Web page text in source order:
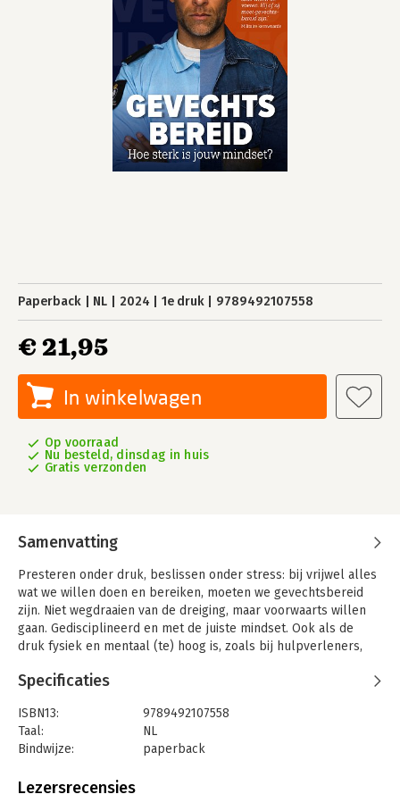
Paperback NL 2024 1e druk 9789492107558
€ 21,95
In winkelwagen
Op voorraad
Nu besteld, dinsdag in huis
Gratis verzonden
Samenvatting
Presteren onder druk, beslissen onder stress: bij vrijwel alles
wat we willen doen en bereiken, moeten we gevechtsbereid
zijn. Niet wegdraaien van de dreiging, maar voorwaarts willen
gaan. Gedisciplineerd en met de juiste mindset. Ook als de
druk fysiek en mentaal (te) hoog is, zoals bij hulpverleners,
weerbaarheid.
‘First Responder’ Renaldo Ishaak vertelt eerlijk, herkenbaar en
confronterend over zijn ervaringen als mens en marechaussee.
Over de mentale strijd die hij, gediagnosticeerd met PTSS, zo
kennis die juist hij en vele anderen kunnen halen uit hun
Specificaties
ISBN13:
9789492107558
Taal:
NL
Bindwijze:
paperback
Uitgever:
Lezersrecensies